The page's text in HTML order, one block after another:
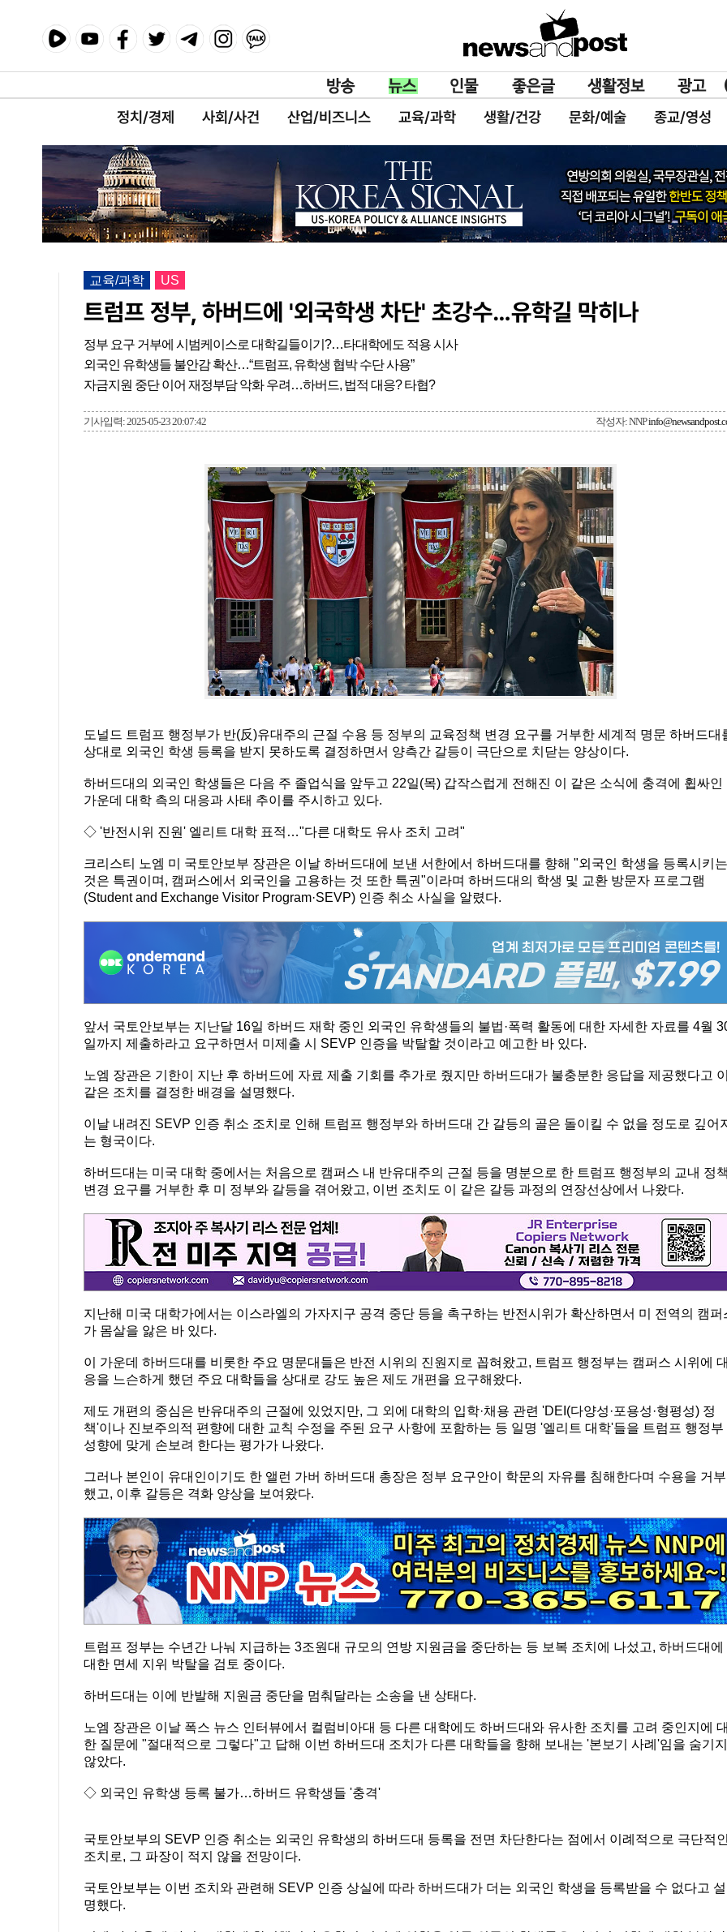
정치/경제 사회/사건 산업/비즈니스 교육/과학 생활/건강 문화/예술 종교/영성
교육/과학 US
트럼프 정부, 하버드에 '외국학생 차단' 초강수…유학길 막히나
정부 요구 거부에 시범케이스로 대학길들이기?…타대학에도 적용 시사
외국인 유학생들 불안감 확산…“트럼프, 유학생 협박 수단 사용”
자금지원 중단 이어 재정부담 악화 우려…하버드, 법적 대응? 타협?
기사입력: 2025-05-23 20:07:42 작성자: NNP
도널드 트럼프 행정부가 반(反)유대주의 근절 수용 등 정부의 교육정책 변경 요구를 거부한 세계적 명문 하버드대
상대로 외국인 학생 등록을 받지 못하도록 결정하면서 양측간 갈등이 극단으로 치닫는 양상이다.
하버드대의 외국인 학생들은 다음 주 졸업식을 앞두고 22일(목) 갑작스럽게 전해진 이 같은 소식에 충격에 휩싸인
가운데 대학 측의 대응과 사태 추이를 주시하고 있다.
◇ '반전시위 진원' 엘리트 대학 표적…"다른 대학도 유사 조치 고려"
크리스티 노엠 미 국토안보부 장관은 이날 하버드대에 보낸 서한에서 하버드대를 향해 "외국인 학생을 등록시키는
것은 특권이며, 캠퍼스에서 외국인을 고용하는 것 또한 특권"이라며 하버드대의 학생 및 교환 방문자 프로그램
(Student and Exchange Visitor Program·SEVP) 인증 취소 사실을 알렸다.
앞서 국토안보부는 지난달 16일 하버드 재학 중인 외국인 유학생들의 불법·폭력 활동에 대한 자세한 자료를 4월
일까지 제출하라고 요구하면서 미제출 시 SEVP 인증을 박탈할 것이라고 예고한 바 있다.
노엠 장관은 기한이 지난 후 하버드에 자료 제출 기회를 추가로 줬지만 하버드대가 불충분한 응답을 제공했다고
같은 조치를 결정한 배경을 설명했다.
이날 내려진 SEVP 인증 취소 조치로 인해 트럼프 행정부와 하버드대 간 갈등의 골은 돌이킬 수 없을 정도로 깊어
는 형국이다.
하버드대는 미국 대학 중에서는 처음으로 캠퍼스 내 반유대주의 근절 등을 명분으로 한 트럼프 행정부의 교내 정
변경 요구를 거부한 후 미 정부와 갈등을 겪어왔고, 이번 조치도 이 같은 갈등 과정의 연장선상에서 나왔다.
지난해 미국 대학가에서는 이스라엘의 가자지구 공격 중단 등을 촉구하는 반전시위가 확산하면서 미 전역의 캠퍼
가 몸살을 앓은 바 있다.
이 가운데 하버드대를 비롯한 주요 명문대들은 반전 시위의 진원지로 꼽혀왔고, 트럼프 행정부는 캠퍼스 시위에
응을 느슨하게 했던 주요 대학들을 상대로 강도 높은 제도 개편을 요구해왔다.
제도 개편의 중심은 반유대주의 근절에 있었지만, 그 외에 대학의 입학·채용 관련 'DEI(다양성·포용성·형평성) 정
책'이나 진보주의적 편향에 대한 교칙 수정을 주된 요구 사항에 포함하는 등 일명 '엘리트 대학'들을 트럼프 행정부
성향에 맞게 손보려 한다는 평가가 나왔다.
그러나 본인이 유대인이기도 한 앨런 가버 하버드대 총장은 정부 요구안이 학문의 자유를 침해한다며 수용을 거부
했고, 이후 갈등은 격화 양상을 보여왔다.
트럼프 정부는 수년간 나눠 지급하는 3조원대 규모의 연방 지원금을 중단하는 등 보복 조치에 나섰고, 하버드대에
대한 면세 지위 박탈을 검토 중이다.
하버드대는 이에 반발해 지원금 중단을 멈춰달라는 소송을 낸 상태다.
노엠 장관은 이날 폭스 뉴스 인터뷰에서 컬럼비아대 등 다른 대학에도 하버드대와 유사한 조치를 고려 중인지에
한 질문에 "절대적으로 그렇다"고 답해 이번 하버드대 조치가 다른 대학들을 향해 보내는 '본보기 사례'임을 숨기지
않았다.
◇ 외국인 유학생 등록 불가…하버드 유학생들 '충격'
국토안보부의 SEVP 인증 취소는 외국인 유학생의 하버드대 등록을 전면 차단한다는 점에서 이례적으로 극단적
조치로, 그 파장이 적지 않을 전망이다.
국토안보부는 이번 조치와 관련해 SEVP 인증 상실에 따라 하버드대가 더는 외국인 학생을 등록받을 수 없다고 설
명했다.